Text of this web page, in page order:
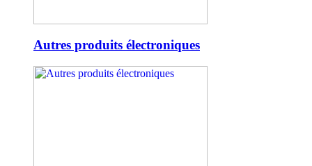
Autres produits électroniques